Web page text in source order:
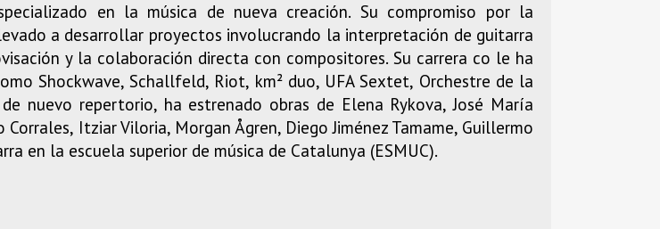
en la música de nueva creación. Su compromiso por la
a desarrollar proyectos involucrando la interpretación de guitarra
y la colaboración directa con compositores. Su carrera co le ha
Shockwave, Schallfeld, Riot, km² duo, UFA Sextet, Orchestre de la
nuevo repertorio, ha estrenado obras de Elena Rykova, José María
Itziar Viloria, Morgan Ågren, Diego Jiménez Tamame, Guillermo
en la escuela superior de música de Catalunya (ESMUC).